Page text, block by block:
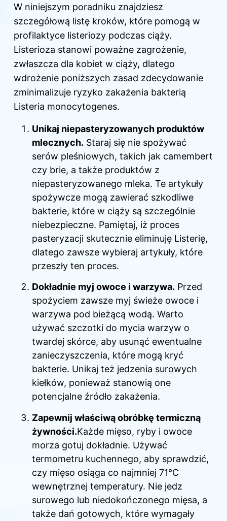
W niniejszym poradniku znajdziesz
szczegółową listę kroków, które pomogą w
profilaktyce listeriozy podczas ciąży.
Listerioza stanowi poważne zagrożenie,
zwłaszcza dla kobiet w ciąży, dlatego
wdrożenie poniższych zasad zdecydowanie
zminimalizuje ryzyko zakażenia bakterią
Listeria monocytogenes.
Unikaj niepasteryzowanych produktów
mlecznych. Staraj się nie spożywać
serów pleśniowych, takich jak camembert
czy brie, a także produktów z
niepasteryzowanego mleka. Te artykuły
spożywcze mogą zawierać szkodliwe
bakterie, które w ciąży są szczególnie
niebezpieczne. Pamiętaj, iż proces
pasteryzacji skutecznie eliminuję Listerię,
dlatego zawsze wybieraj artykuły, które
przeszły ten proces.
Dokładnie myj owoce i warzywa. Przed
spożyciem zawsze myj świeże owoce i
warzywa pod bieżącą wodą. Warto
używać szczotki do mycia warzyw o
twardej skórce, aby usunąć ewentualne
zanieczyszczenia, które mogą kryć
bakterie. Unikaj też jedzenia surowych
kiełków, ponieważ stanowią one
potencjalne źródło zakażenia.
Zapewnij właściwą obróbkę termiczną
żywności.Każde mięso, ryby i owoce
morza gotuj dokładnie. Używać
termometru kuchennego, aby sprawdzić,
czy mięso osiąga co najmniej 71°C
wewnętrznej temperatury. Nie jedz
surowego lub niedokończonego mięsa, a
także dań gotowych, które wymagały